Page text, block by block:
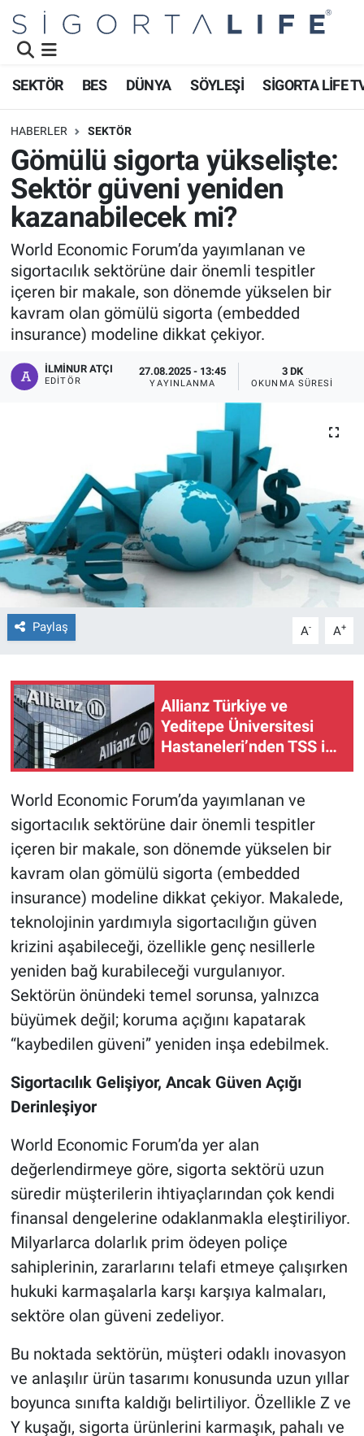
SEKTÖR BES DÜNYA SÖYLEŞİ SİGORTA LİFE
HABERLER SEKTÖR
Gömülü sigorta yükselişte:
Sektör güveni yeniden
kazanabilecek mi?
World Economic Forum’da yayımlanan ve
sigortacılık sektörüne dair önemli tespitler
içeren bir makale, son dönemde yükselen bir
kavram olan gömülü sigorta (embedded
insurance) modeline dikkat çekiyor.
İLMINUR ATÇI
EDITÖR
27.08.2025 - 13:45
YAYINLANMA
3 DK
OKUNMA SÜRESI
Paylaş A- A+
Allianz Türkiye ve
Yeditepe Üniversitesi
Hastaneleri’nden TSS iş
birliği
World Economic Forum’da yayımlanan ve
sigortacılık sektörüne dair önemli tespitler
içeren bir makale, son dönemde yükselen bir
kavram olan gömülü sigorta (embedded
insurance) modeline dikkat çekiyor. Makalede,
teknolojinin yardımıyla sigortacılığın güven
krizini aşabileceği, özellikle genç nesillerle
yeniden bağ kurabileceği vurgulanıyor.
Sektörün önündeki temel sorunsa, yalnızca
büyümek değil; koruma açığını kapatarak
“kaybedilen güveni” yeniden inşa edebilmek.
Sigortacılık Gelişiyor, Ancak Güven Açığı
Derinleşiyor
World Economic Forum’da yer alan
değerlendirmeye göre, sigorta sektörü uzun
süredir müşterilerin ihtiyaçlarından çok kendi
finansal dengelerine odaklanmakla eleştiriliyor.
Milyarlarca dolarlık prim ödeyen poliçe
sahiplerinin, zararlarını telafi etmeye çalışırken
hukuki karmaşalarla karşı karşıya kalmaları,
sektöre olan güveni zedeliyor.
Bu noktada sektörün, müşteri odaklı inovasyon
ve anlaşılır ürün tasarımı konusunda uzun yıllar
boyunca sınıfta kaldığı belirtiliyor. Özellikle Z ve
Y kuşağı, sigorta ürünlerini karmaşık, pahalı ve
Namaz Vakitleri
Trafik Durumu
Süper Lig Puan Durumu ve Fikstür
Tüm Manşetler
Son Dakika Haberleri